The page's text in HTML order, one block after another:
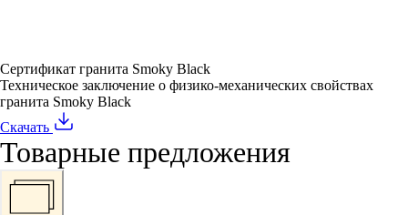
Сертификат гранита Smoky Black
Техническое заключение о физико-механических свойствах
гранита Smoky Black
Скачать
Товарные предложения